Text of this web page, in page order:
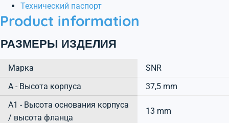
Технический паспорт
Product information
РАЗМЕРЫ ИЗДЕЛИЯ
Марка
SNR
А - Высота корпуса
37,5 mm
A1 - Высота основания корпуса
/ высота фланца
13 mm